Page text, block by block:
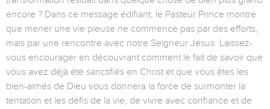
encore ? Dans ce message édifiant, le Pasteur Prince montre
que mener une vie pieuse ne commence pas par des efforts,
mais par une rencontre avec notre Seigneur Jésus. Laissez-
vous encourager en découvrant comment le fait de savoir que
vous avez déjà été sanctifiés en Christ et que vous êtes les
bien-aimés de Dieu vous donnera la force de surmonter la
tentation et les défis de la vie, de vivre avec confiance et de